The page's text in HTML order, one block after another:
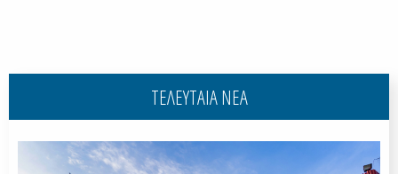
ΤΕΛΕΥΤΑΙΑ ΝΕΑ